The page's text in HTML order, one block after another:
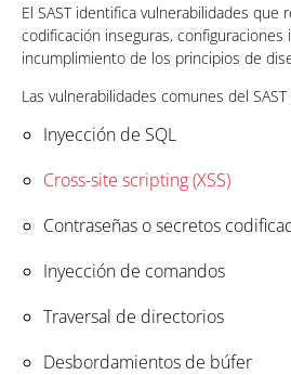
El SAST identifica vulnerabilidades que
codificación inseguras, configuraciones
incumplimiento de los principios de
Las vulnerabilidades comunes del
Inyección de SQL
Cross-site scripting (XSS)
Contraseñas o secretos
Inyección de comandos
Traversal de directorios
Desbordamientos de búfer